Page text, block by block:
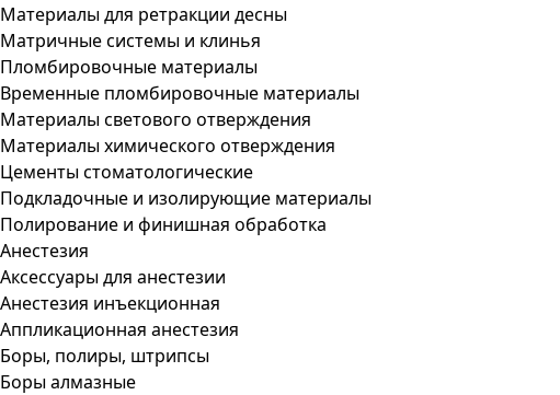
Материалы для ретракции десны
Матричные системы и клинья
Пломбировочные материалы
Временные пломбировочные материалы
Материалы светового отверждения
Материалы химического отверждения
Цементы стоматологические
Подкладочные и изолирующие материалы
Полирование и финишная обработка
Анестезия
Аксессуары для анестезии
Анестезия инъекционная
Аппликационная анестезия
Боры, полиры, штрипсы
Боры алмазные